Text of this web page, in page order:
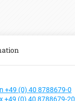
+49 (0) 40 8788679-0
+49 (0) 40 8788679-20